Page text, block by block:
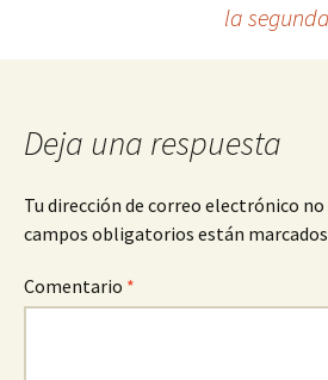
la
Deja una respuesta
Tu dirección de correo electrónico no
campos obligatorios están
Comentario *